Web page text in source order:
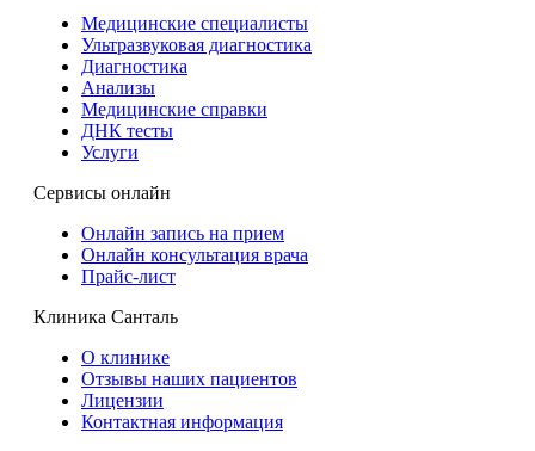
Медицинские специалисты
Ультразвуковая диагностика
Диагностика
Анализы
Медицинские справки
ДНК тесты
Услуги
Сервисы онлайн
Онлайн запись на прием
Онлайн консультация врача
Прайс-лист
Клиника Санталь
О клинике
Отзывы наших пациентов
Лицензии
Контактная информация